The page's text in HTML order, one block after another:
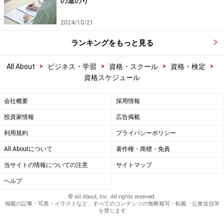
2024/10/21
ランキングをもっと見る
All About > ビジネス・学習 > 資格・スクール > 資格・検定
>
資格スケジュール
会社概要 採用情報
投資家情報 広告掲載
利用規約 プライバシーポリシー
All Aboutについて 著作権・商標・免責
当サイトの情報についての注意 サイトマップ
ヘルプ
© All About, Inc. All rights reserved.
掲載の記事・写真・イラストなど、すべてのコンテンツの無断複写・転載・公衆送信等
を禁じます